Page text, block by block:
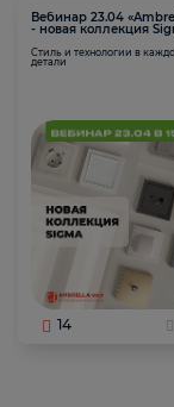
Вебинар 23.04
- новая коллекция
Стиль и технологии в
детали
14